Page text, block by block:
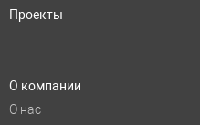
Проекты
О компании
О нас